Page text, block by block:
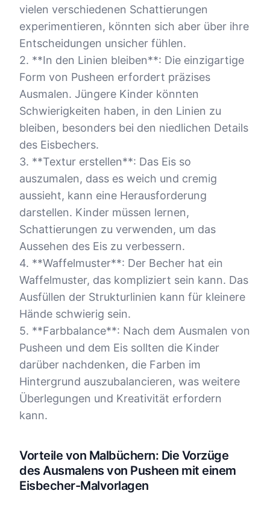
vielen verschiedenen Schattierungen
experimentieren, könnten sich aber über ihre
Entscheidungen unsicher fühlen.
2. **In den Linien bleiben**: Die einzigartige
Form von Pusheen erfordert präzises
Ausmalen. Jüngere Kinder könnten
Schwierigkeiten haben, in den Linien zu
bleiben, besonders bei den niedlichen Details
des Eisbechers.
3. **Textur erstellen**: Das Eis so
auszumalen, dass es weich und cremig
aussieht, kann eine Herausforderung
darstellen. Kinder müssen lernen,
Schattierungen zu verwenden, um das
Aussehen des Eis zu verbessern.
4. **Waffelmuster**: Der Becher hat ein
Waffelmuster, das kompliziert sein kann. Das
Ausfüllen der Strukturlinien kann für kleinere
Hände schwierig sein.
5. **Farbbalance**: Nach dem Ausmalen von
Pusheen und dem Eis sollten die Kinder
darüber nachdenken, die Farben im
Hintergrund auszubalancieren, was weitere
Überlegungen und Kreativität erfordern
kann.
Vorteile von Malbüchern: Die Vorzüge
des Ausmalens von Pusheen mit einem
Eisbecher-Malvorlagen